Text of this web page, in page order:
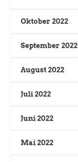
Oktober 2022
September 2022
August 2022
Juli 2022
Juni 2022
Mai 2022